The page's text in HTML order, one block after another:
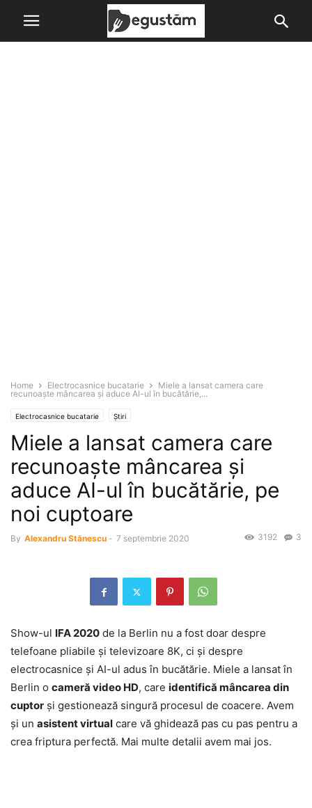
Home Electrocasnice bucatarie
Miele a lansat camera care
recunoaşte mâncarea şi aduce AI-ul în bucătărie,...
Electrocasnice bucatarie Știri
Miele a lansat camera care
recunoaşte mâncarea şi
aduce AI-ul în bucătărie, pe
noi cuptoare
By Alexandru Stănescu - 7 septembrie 2020 3
3192
Show-ul IFA 2020 de la Berlin nu a fost doar despre
telefoane pliabile şi televizoare 8K, ci şi despre
electrocasnice şi AI-ul adus în bucătărie. Miele a lansat în
Berlin o cameră video HD, care identifică mâncarea din
cuptor şi gestionează singură procesul de coacere. Avem
şi un asistent virtual care vă ghidează pas cu pas pentru a
crea friptura perfectă. Mai multe detalii avem mai jos.